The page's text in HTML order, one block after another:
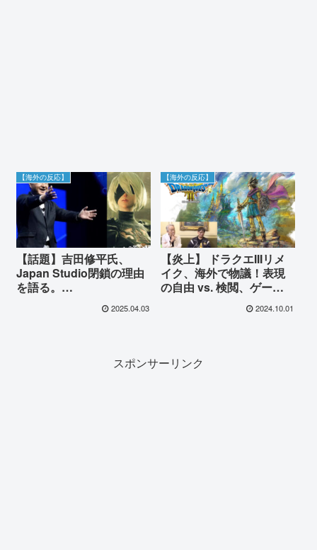
【海外の反応】
【話題】吉田修平氏、
Japan Studio閉鎖の理由
を語る。
『NieR:Automata』の成
功が日本のゲーム業界に
2025.04.03
【海外の反応】
【炎上】 ドラクエIIIリメ
イク、海外で物議！表現
の自由 vs. 検閲、ゲーム
2024.10.01
スポンサーリンク